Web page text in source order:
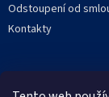
Odstoupení od
Kontakty
Facebook